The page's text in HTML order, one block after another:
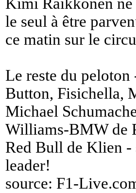
le seul à être
ce matin sur le
Le reste du peloton
Button, Fisichella,
Michael
Williams-BMW de
Red Bull de Klien -
leader!
source: F1-